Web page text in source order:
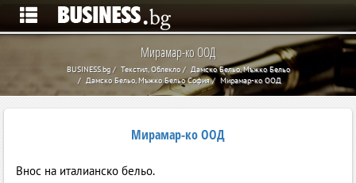
Мирамар-ко ООД
BUSINESS.bg Текстил, Облекло
Дамско Бельо, Мъжко Бельо
Дамско Бельо, Мъжко Бельо София
Мирамар-ко ООД
Мирамар-ко ООД
Внос на италианско бельо.